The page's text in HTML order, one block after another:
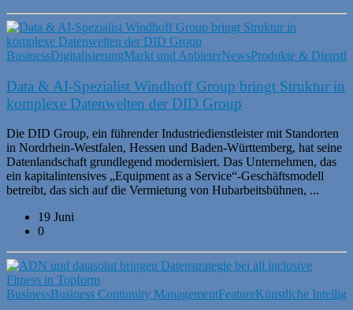
BusinessDigitalisierungMarkt und AnbieterNewsProdukte &
Data & AI-Spezialist Windhoff Group bringt Struktur in
komplexe Datenwelten der DID Group
Die DID Group, ein führender Industriedienstleister mit Standorten
in Nordrhein-Westfalen, Hessen und Baden-Württemberg, hat seine
Datenlandschaft grundlegend modernisiert. Das Unternehmen, das
ein kapitalintensives „Equipment as a Service“-Geschäftsmodell
betreibt, das sich auf die Vermietung von Hubarbeitsbühnen, ...
19 Juni
0
BusinessBusiness Continuity ManagementFeatureKünstliche